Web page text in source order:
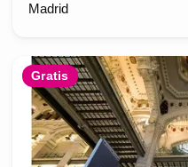
Madrid
Gratis